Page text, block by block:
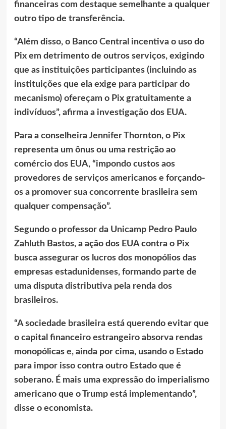
financeiras com destaque semelhante a qualquer
outro tipo de transferência.
“Além disso, o Banco Central incentiva o uso do
Pix em detrimento de outros serviços, exigindo
que as instituições participantes (incluindo as
instituições que ela exige para participar do
mecanismo) ofereçam o Pix gratuitamente a
indivíduos”, afirma a investigação dos EUA.
Para a conselheira Jennifer Thornton, o Pix
representa um ônus ou uma restrição ao
comércio dos EUA, “impondo custos aos
provedores de serviços americanos e forçando-
os a promover sua concorrente brasileira sem
qualquer compensação”.
Segundo o professor da Unicamp Pedro Paulo
Zahluth Bastos, a ação dos EUA contra o Pix
busca assegurar os lucros dos monopólios das
empresas estadunidenses, formando parte de
uma disputa distributiva pela renda dos
brasileiros.
“A sociedade brasileira está querendo evitar que
o capital financeiro estrangeiro absorva rendas
monopólicas e, ainda por cima, usando o Estado
para impor isso contra outro Estado que é
soberano. É mais uma expressão do imperialismo
americano que o Trump está implementando”,
disse o economista.